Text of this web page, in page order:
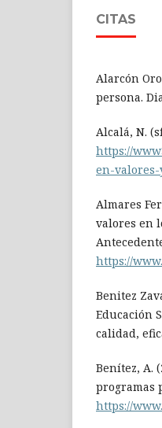
CITAS
Alarcón
persona.
Alcalá, N.
https://
en-
Almares
valores en
https://
Benitez
Educación
calidad,
Benítez, A.
programas
https://